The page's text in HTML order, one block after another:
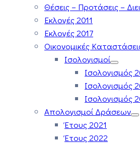
Θέσεις – Προτάσεις –
Εκλογές 2011
Εκλογές 2017
Οικονομικές
Ισολογισμοί
Ισολογισμός
Ισολογισμός
Ισολογισμός
Απολογισμοί Δράσεων
Έτους 2021
Έτους 2022